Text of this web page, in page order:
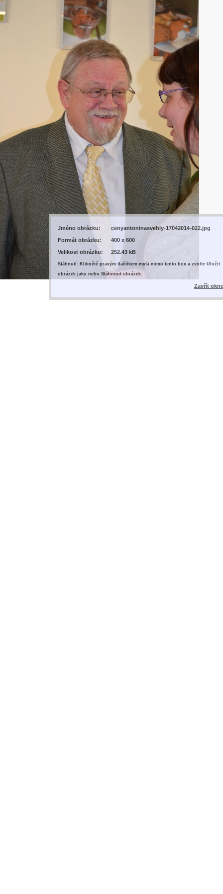
Jméno obrázku:
cenyantoninasvehly-17042014-022.jpg
Formát obrázku:
400 x 600
Velikost obrázku:
252.43 kB
Stáhnutí: Kliknětě pravým tlačítkem myši mimo tento box a zvolte Uložit
obrázek jako nebo Stáhnout obrázek.
Zavřít